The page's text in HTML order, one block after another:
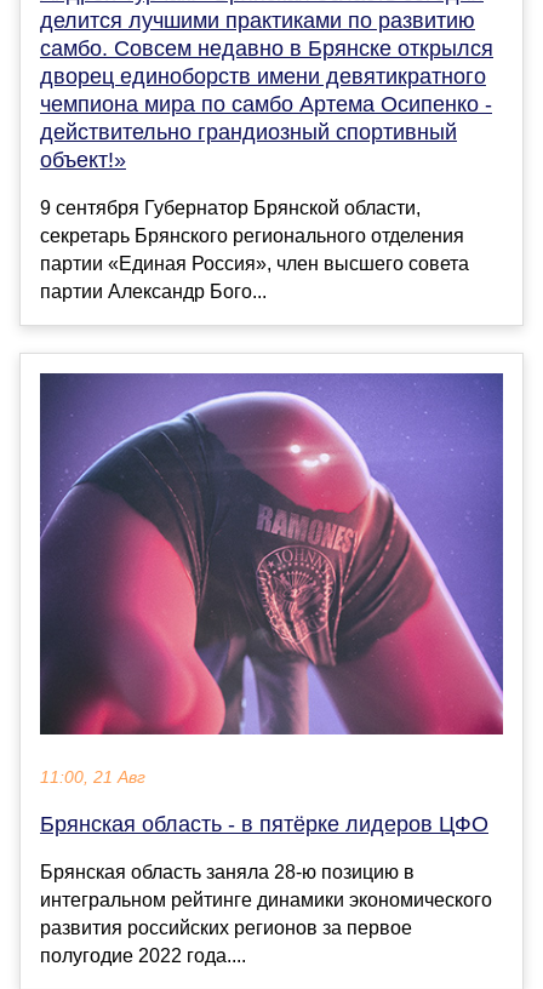
делится лучшими практиками по развитию
самбо. Совсем недавно в Брянске открылся
дворец единоборств имени девятикратного
чемпиона мира по самбо Артема Осипенко -
действительно грандиозный спортивный
объект!»
9 сентября Губернатор Брянской области,
секретарь Брянского регионального отделения
партии «Единая Россия», член высшего совета
партии Александр Бого...
11:00, 21 Авг
Брянская область - в пятёрке лидеров ЦФО
Брянская область заняла 28-ю позицию в
интегральном рейтинге динамики экономического
развития российских регионов за первое
полугодие 2022 года....